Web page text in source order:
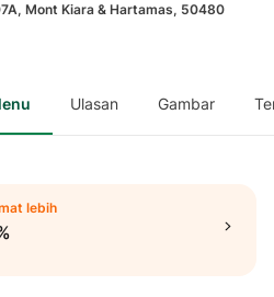
Mont Kiara & Hartamas, 50480
Ulasan Gambar
lebih